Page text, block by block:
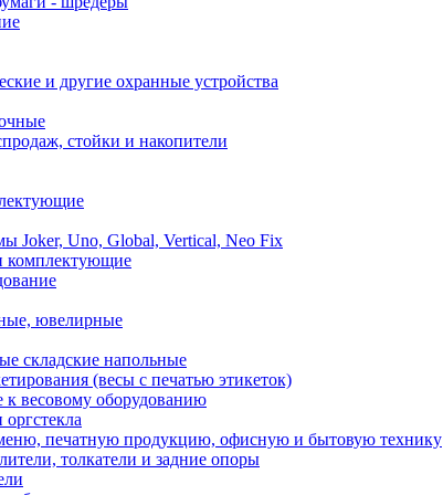
и другие охранные устройства
стойки и накопители
Joker, Uno, Global, Vertical, Neo Fix
комплектующие
ювелирные
складские напольные
(весы с печатью этикеток)
весовому оборудованию
печатную продукцию, офисную и бытовую технику
толкатели и задние опоры